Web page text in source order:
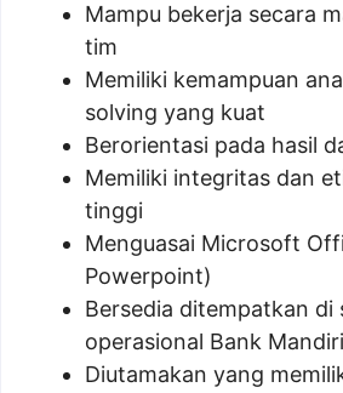
Mampu bekerja secara
tim
Memiliki kemampuan
solving yang kuat
Berorientasi pada hasil
Memiliki integritas dan
tinggi
Menguasai Microsoft
Powerpoint)
Bersedia ditempatkan di
operasional Bank Mandiri
Diutamakan yang